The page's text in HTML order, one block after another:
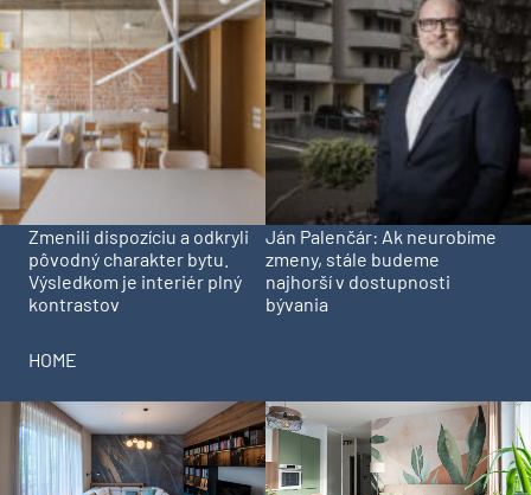
Zmenili dispozíciu a odkryli
pôvodný charakter bytu.
Výsledkom je interiér plný
kontrastov
Ján Palenčár: Ak neurobíme
zmeny, stále budeme
najhorší v dostupnosti
bývania
HOME